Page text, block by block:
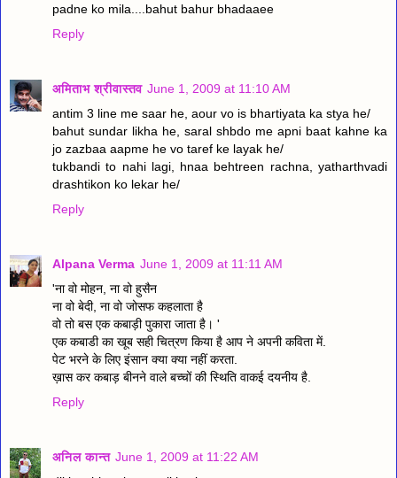
padne ko mila....bahut bahur bhadaaee
Reply
अमिताभ श्रीवास्तव June 1, 2009 at 11:10 AM
antim 3 line me saar he, aour vo is bhartiyata ka stya he/
bahut sundar likha he, saral shbdo me apni baat kahne ka
jo zazbaa aapme he vo taref ke layak he/
tukbandi to nahi lagi, hnaa behtreen rachna, yatharthvadi
drashtikon ko lekar he/
Reply
Alpana Verma June 1, 2009 at 11:11 AM
'ना वो मोहन, ना वो हुसैन
ना वो बेदी, ना वो जोसफ कहलाता है
वो तो बस एक कबाड़ी पुकारा जाता है। '
एक कबाडी का खूब सही चित्रण किया है आप ने अपनी कविता में.
पेट भरने के लिए इंसान क्या क्या नहीं करता.
ख़ास कर कबाड़ बीनने वाले बच्चों की स्थिति वाकई दयनीय है.
Reply
अनिल कान्त June 1, 2009 at 11:22 AM